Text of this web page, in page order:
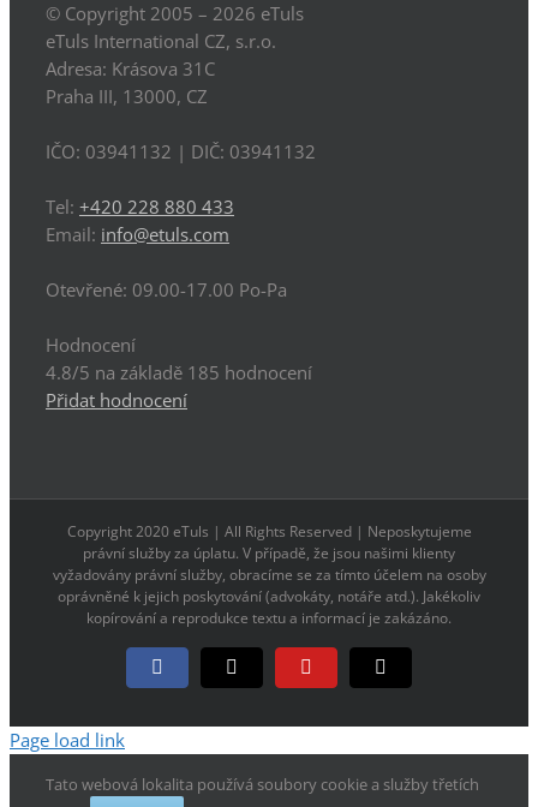
© Copyright 2005 – 2026 eTuls
eTuls International CZ, s.r.o.
Adresa: Krásova 31C
Praha III, 13000, CZ
IČO: 03941132 | DIČ: 03941132
Tel: +420 228 880 433
Email: info@etuls.com
Otevřené: 09.00-17.00 Po-Pa
Hodnocení
4.8/5 na základě 185 hodnocení
Přidat hodnocení
Copyright 2020 eTuls | All Rights Reserved | Neposkytujeme
právní služby za úplatu. V případě, že jsou našimi klienty
vyžadovány právní služby, obracíme se za tímto účelem na osoby
oprávněné k jejich poskytování (advokáty, notáře atd.). Jakékoliv
kopírování a reprodukce textu a informací je zakázáno.
FacebookX YouTube
E-
mail
Page load link
Tato webová lokalita používá soubory cookie a služby třetích